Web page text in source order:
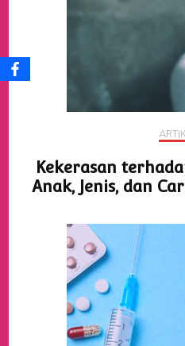
Kekerasan
Anak, Jenis, dan